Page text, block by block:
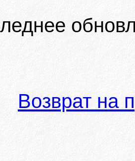
Возврат на